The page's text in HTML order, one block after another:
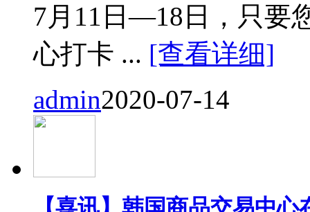
7月11日—18日，只要
心打卡 ... [查看详细]
admin2020-07-14
【喜讯】韩国商品交易中